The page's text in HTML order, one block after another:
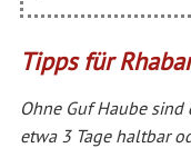
Tipps für
Ohne Guf Haube
etwa 3 Tage haltbar